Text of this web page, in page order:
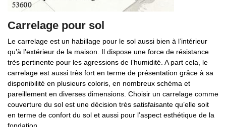
Carrelage pour sol
Le carrelage est un habillage pour le sol aussi bien à l’intérieur
qu’à l’extérieur de la maison. Il dispose une force de résistance
très pertinente pour les agressions de l’humidité. A part cela, le
carrelage est aussi très fort en terme de présentation grâce à sa
disponibilité en plusieurs coloris, en nombreux schéma et
pareillement en diverses dimensions. Choisir un carrelage comme
couverture du sol est une décision très satisfaisante qu’elle soit
en terme de confort du sol et aussi pour l’aspect esthétique de la